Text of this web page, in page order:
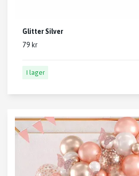
Glitter Silver
79 kr
I lager